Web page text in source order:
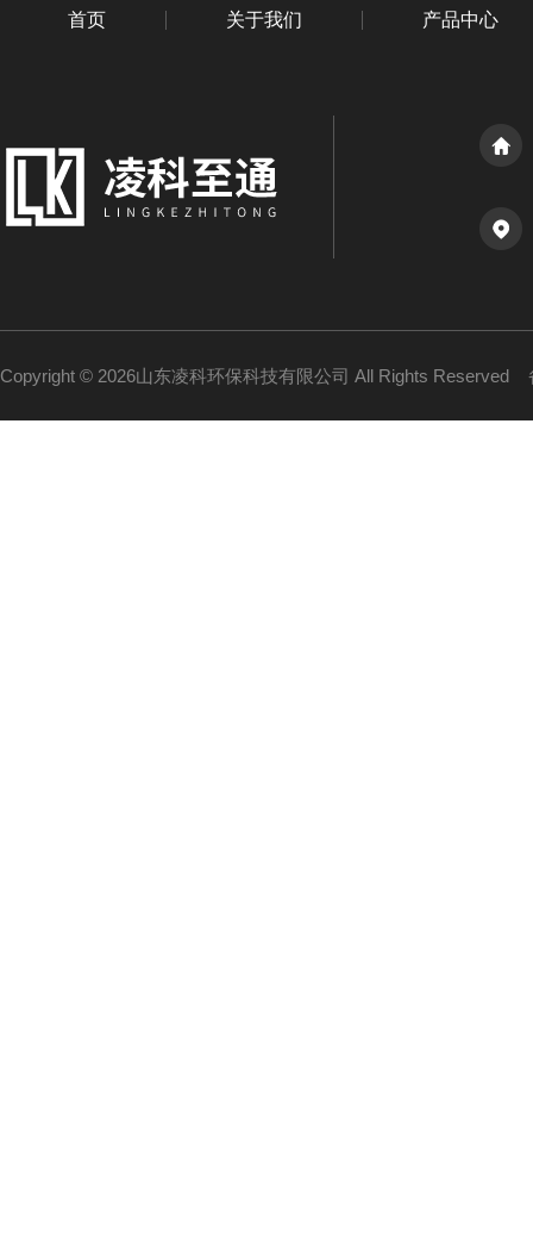
首页 关于我们 产品中心
Copyright © 2026山东凌科环保科技有限公司 All Rights Reserved